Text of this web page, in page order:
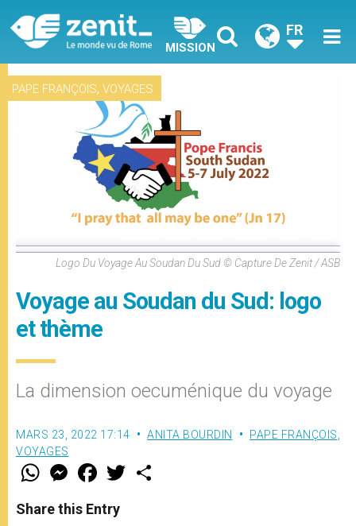
MISSION
FR
PAPE FRANÇOIS, VOYAGES
Logo Du Voyage Au Soudan Du Sud © Capture De Zenit / ASB
Voyage au Soudan du Sud: logo
et thème
La dimension oecuménique du voyage
MARS 23, 2022 17:14 ANITA BOURDIN PAPE FRANÇOIS
VOYAGES
W
t
s
M
e
s
e
F
a
e
b
w
Share this Entry